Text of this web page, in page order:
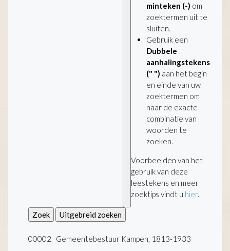
minteken (-) om
zoektermen uit te
sluiten.
Gebruik een
Dubbele
aanhalingstekens
(" ") aan het begin
en einde van uw
zoektermen om
naar de exacte
combinatie van
woorden te
zoeken.
Voorbeelden van het
gebruik van deze
leestekens en meer
zoektips vindt u hier.
Zoek Uitgebreid zoeken
00002 Gemeentebestuur Kampen, 1813-1933